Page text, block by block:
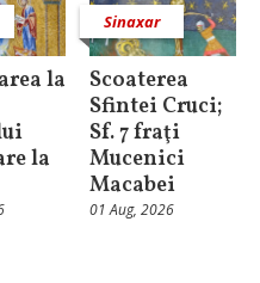
la
la
Sinaxar
Scoaterea
Sfintei Cruci;
Sf. 7 fraţi
Mucenici
Macabei
01 Aug, 2026